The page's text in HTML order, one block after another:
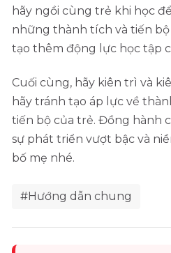
hãy ngồi cùng trẻ khi học
những thành tích và tiến
tạo thêm động lực học tập
Cuối cùng, hãy kiên trì và
hãy tránh tạo áp lực về
tiến bộ của trẻ. Đồng hành
sự phát triển vượt bậc và
bố mẹ nhé.
#Hướng dẫn chung